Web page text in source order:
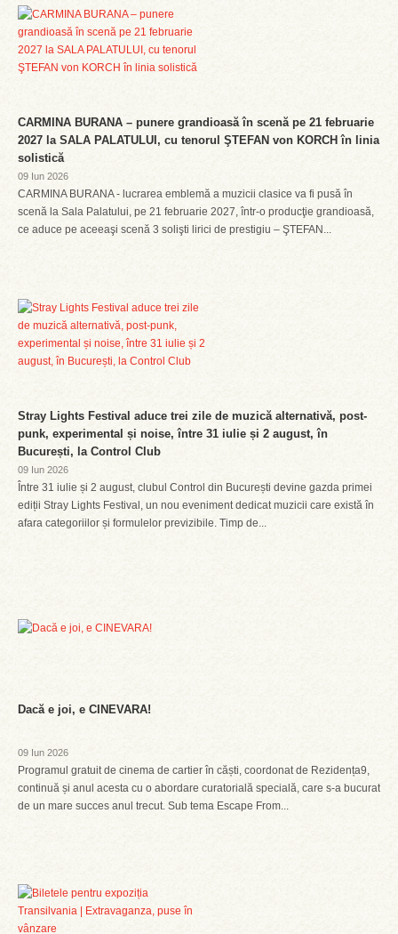
CARMINA BURANA – punere grandioasă în scenă pe 21 februarie
2027 la SALA PALATULUI, cu tenorul ŞTEFAN von KORCH în linia
solistică
09 Iun 2026
CARMINA BURANA - lucrarea emblemă a muzicii clasice va fi pusă în
scenă la Sala Palatului, pe 21 februarie 2027, într-o producţie grandioasă,
ce aduce pe aceeaşi scenă 3 solişti lirici de prestigiu – ŞTEFAN...
Stray Lights Festival aduce trei zile de muzică alternativă, post-
punk, experimental și noise, între 31 iulie și 2 august, în
București, la Control Club
09 Iun 2026
Între 31 iulie și 2 august, clubul Control din București devine gazda primei
ediții Stray Lights Festival, un nou eveniment dedicat muzicii care există în
afara categoriilor și formulelor previzibile. Timp de...
Dacă e joi, e CINEVARA!
09 Iun 2026
Programul gratuit de cinema de cartier în căști, coordonat de Rezidența9,
continuă și anul acesta cu o abordare curatorială specială, care s-a bucurat
de un mare succes anul trecut. Sub tema Escape From...